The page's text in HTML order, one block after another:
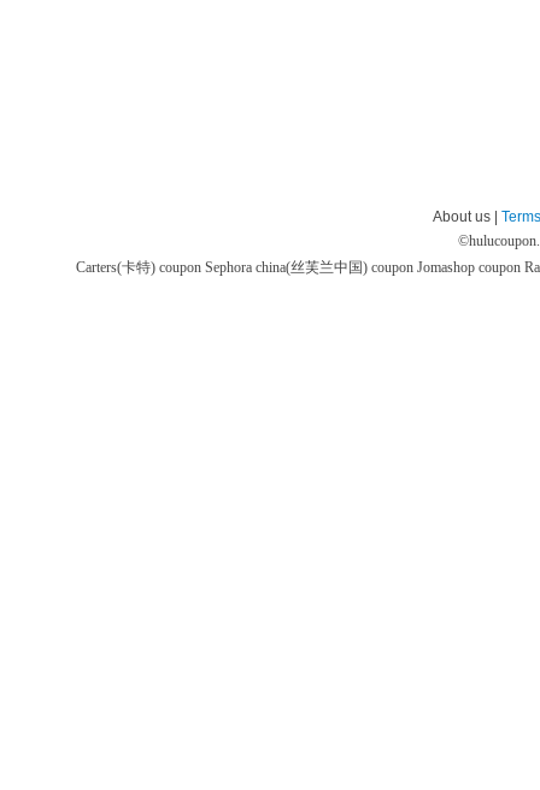
About us |
©
Carters(卡特) coupon Sephora china(丝芙兰中国) coupon Jomashop coupon